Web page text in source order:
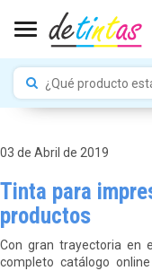
Toggle navigation
03 de Abril de 2019
Tinta para
productos
Con gran trayectoria en
completo catálogo